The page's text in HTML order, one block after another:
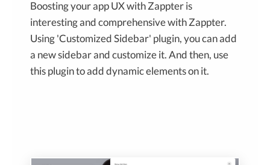
Boosting your app UX with Zappter is
interesting and comprehensive with Zappter.
Using 'Customized Sidebar' plugin, you can add
a new sidebar and customize it. And then, use
this plugin to add dynamic elements on it.